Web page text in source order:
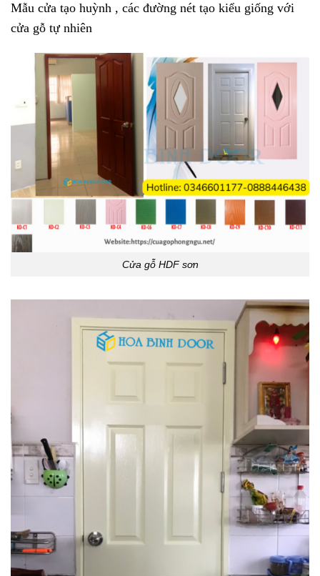
Mẫu cửa tạo huỳnh , các đường nét tạo kiểu giống với
cửa gỗ tự nhiên
Cửa gỗ HDF sơn